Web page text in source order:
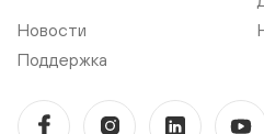
Новости
Поддержка